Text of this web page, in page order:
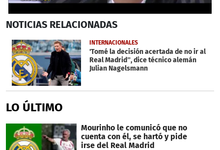
seconds
1
minute,
16
seconds
NOTICIAS RELACIONADAS
INTERNACIONALES
'Tomé la decisión acertada de no ir al
Real Madrid”, dice técnico alemán
Julian Nagelsmann
LO ÚLTIMO
Mourinho le comunicó que no
cuenta con él, se hartó y pide
irse del Real Madrid